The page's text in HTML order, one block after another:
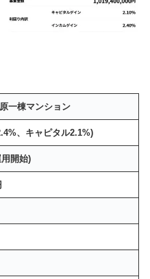
一棟マンション
、キャピタル2.1%)
開始)